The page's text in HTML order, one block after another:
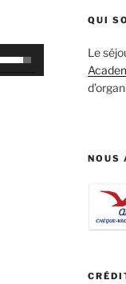
QUI
Le
NOUS